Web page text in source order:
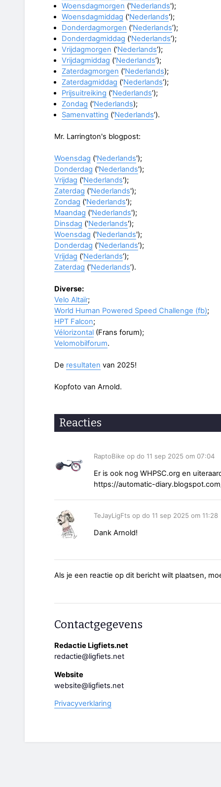
Woensdagmorgen ('Nederlands');
Woensdagmiddag ('Nederlands');
Donderdagmorgen (‘Nederlands’);
Donderdagmiddag (‘Nederlands’);
Vrijdagmorgen (‘Nederlands’);
Vrijdagmiddag (‘Nederlands’);
Zaterdagmorgen (‘Nederlands);
Zaterdagmiddag (‘Nederlands’);
Prijsuitreiking (‘Nederlands’);
Zondag (‘Nederlands);
Samenvatting (‘Nederlands’).
Mr. Larrington's blogpost:
Woensdag ('Nederlands');
Donderdag ('Nederlands');
Vrijdag ('Nederlands');
Zaterdag ('Nederlands');
Zondag ('Nederlands');
Maandag ('Nederlands');
Dinsdag ('Nederlands');
Woensdag ('Nederlands');
Donderdag (‘Nederlands’);
Vrijdag (‘Nederlands’);
Zaterdag (‘Nederlands’).
Diverse:
Velo Altaïr;
World Human Powered Speed Challenge (fb);
HPT Falcon;
Vélorizontal (Frans forum);
Velomobilforum.
De resultaten van 2025!
Kopfoto van Arnold.
Reacties
RaptoBike op do 11 sep 2025 om 07:04
Er is ook nog WHPSC.org en
https://automatic-
TeJayLigFts op do 11 sep 2025 om 11:28
Dank Arnold!
Als je een reactie op dit bericht wilt plaatsen,
Contactgegevens
Redactie Ligfiets.net
redactie@ligfiets.net
Website
website@ligfiets.net
Privacyverklaring